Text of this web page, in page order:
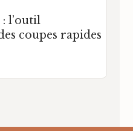
l’outil
coupes rapides